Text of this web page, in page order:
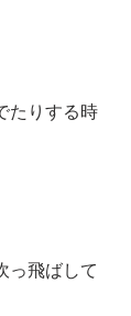
たりする時
っ飛ばして